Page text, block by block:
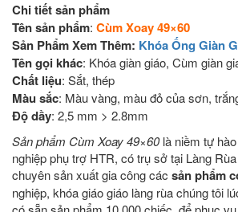
Chi tiết sản phẩm
Tên sản phẩm: Cùm Xoay 49×60
Sản Phẩm Xem Thêm: Khóa Ống Giàn
Tên gọi khác: Khóa giàn giáo, Cùm giàn
Chất liệu: Sắt, thép
Màu sắc: Màu vàng, màu đỏ của sơn,
Độ dầy: 2,5 mm > 2.8mm
Sản phẩm Cùm Xoay 49×60là niềm tự
nghiệp phụ trợ HTR, có trụ sở tại Làng
chuyên sản xuất gia công các sản phẩm
nghiệp, khóa giáo giáo làng rùa chúng tôi